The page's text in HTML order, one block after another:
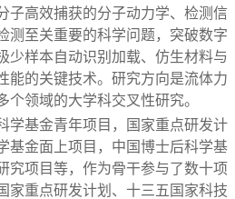
子高效捕获的分子动力学、检测信
测至关重要的科学问题，突破数字
少样本自动识别加载、仿生材料与
能的关键技术。研究方向是流体力
个领域的大学科交叉性研究。
学基金青年项目，国家重点研发计
基金面上项目， 中国博士后科学基
究项目等，作为骨干参与了数十项
家重点研发计划、十三五国家科技